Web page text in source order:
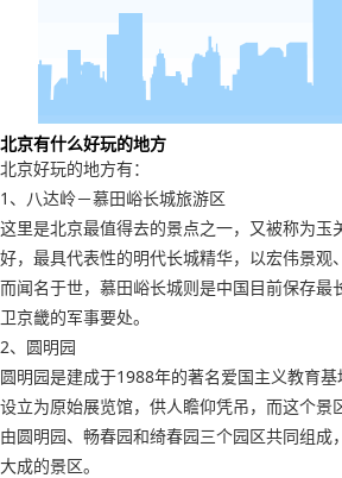
北京有什么好玩的地方
北京好玩的地方有：
1、八达岭－慕田峪长城旅游区
这里是北京最值得去的景点之一，又被称为玉
好，最具代表性的明代长城精华，以宏伟景观
而闻名于世，慕田峪长城则是中国目前保存最
卫京畿的军事要处。
2、圆明园
圆明园是建成于1988年的著名爱国主义教育
设立为原始展览馆，供人瞻仰凭吊，而这个景
由圆明园、畅春园和绮春园三个园区共同组成
大成的景区。